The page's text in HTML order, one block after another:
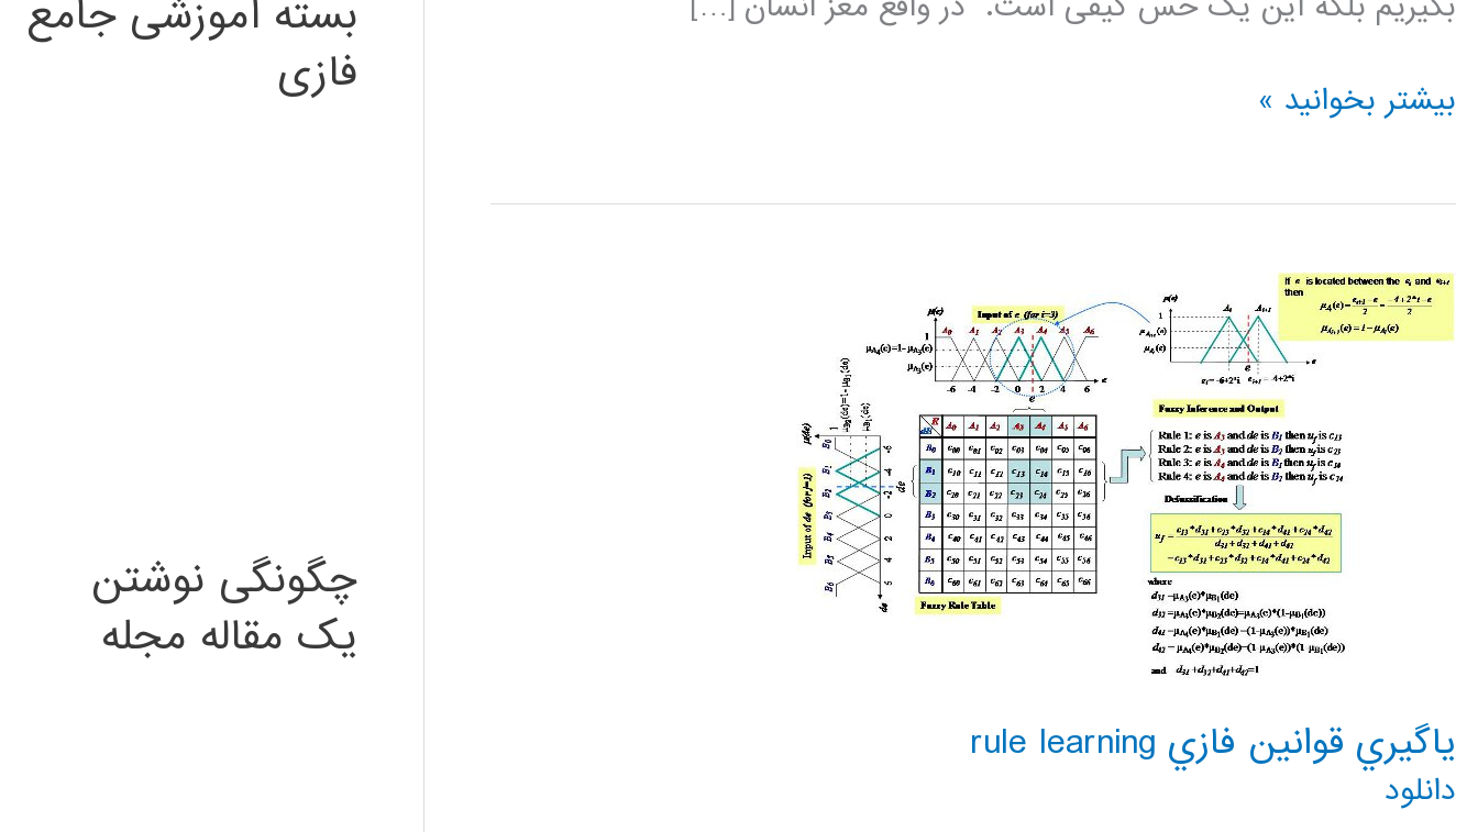
آشنایی
سیستم
بیشتر بخوانید »
ياگيري قوانين فازي rule learning
دانلود
بسته آموزشی جامع
فازی
چگونگی نوشتن
یک مقاله مجله